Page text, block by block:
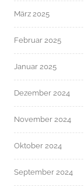
März 2025
Februar 2025
Januar 2025
Dezember 2024
November 2024
Oktober 2024
September 2024